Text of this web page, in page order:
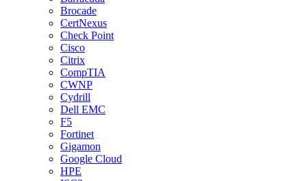
Brocade
CertNexus
Check Point
Cisco
Citrix
CompTIA
CWNP
Cydrill
Dell EMC
F5
Fortinet
Gigamon
Google Cloud
HPE